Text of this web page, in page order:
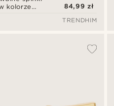
kolorze
84,99 zł
TRENDHIM